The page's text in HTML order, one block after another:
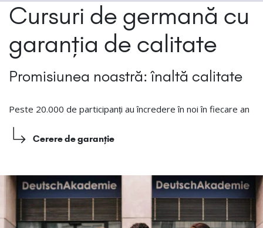
Cursuri de germană cu
garanția de calitate
Promisiunea noastră: înaltă calitate
Peste 20.000 de participanți au încredere în noi în fiecare an
Cerere de garanție